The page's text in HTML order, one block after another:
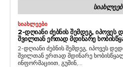
ᲡᲘᲐᲮᲚᲔᲔᲑᲘ
2-ᲓᲦᲘᲐᲜᲘ ᲫᲔᲑᲜᲘᲡ ᲨᲔᲛᲓᲔᲒ,
ᲨᲕᲘᲚᲗᲐᲜ ᲔᲠᲗᲐᲓ ᲛᲓᲘᲜᲐᲠᲔ
2-დღიანი ძებნის შემდეგ, იპოვეს
შვილთან ერთად მდინარე
ინფორმაციით, გუშინ,...